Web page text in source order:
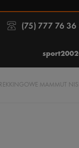
(75) 777 76 36
MAMMUT